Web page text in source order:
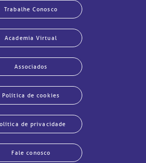
Trabalhe Conosco
Academia Virtual
Associados
Política de cookies
de privacidade
Fale conosco